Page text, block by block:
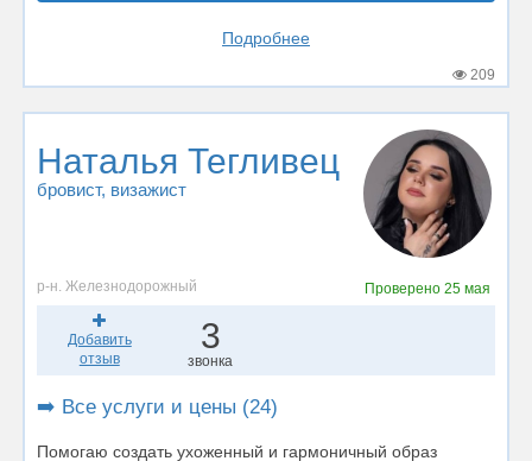
Подробнее
209
Наталья Тегливец
бровист, визажист
р-н. Железнодорожный Проверено25 мая
Добавить
отзыв
3
звонка
➡️ Все услуги и цены (24)
Помогаю создать ухоженный и гармоничный образ